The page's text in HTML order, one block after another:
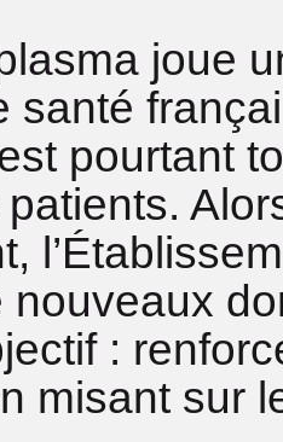
joue
santé
pourtant
nouveaux
:
misant sur